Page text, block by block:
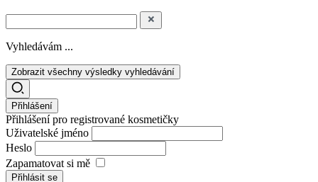
Vyhledávám ...
Zobrazit všechny výsledky vyhledávání
Přihlášení
Přihlášení pro registrované kosmetičky
Uživatelské jméno
Heslo
Zapamatovat si mě